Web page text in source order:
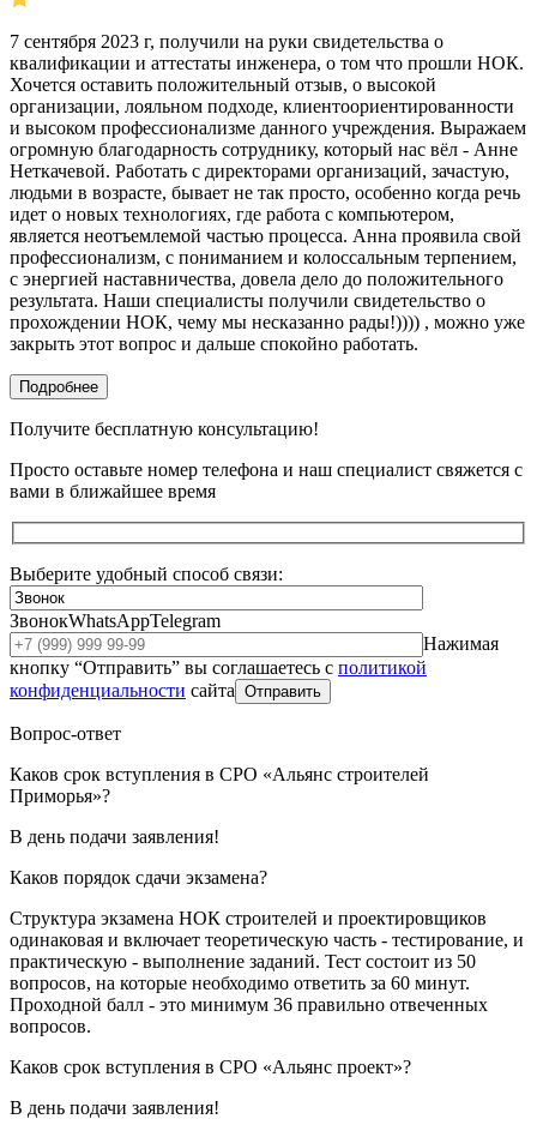
7 сентября 2023 г, получили на руки свидетельства о
квалификации и аттестаты инженера, о том что прошли НОК.
Хочется оставить положительный отзыв, о высокой
организации, лояльном подходе, клиентоориентированности
и высоком профессионализме данного учреждения. Выражаем
огромную благодарность сотруднику, который нас вёл - Анне
Неткачевой. Работать с директорами организаций, зачастую,
людьми в возрасте, бывает не так просто, особенно когда речь
идет о новых технологиях, где работа с компьютером,
является неотъемлемой частью процесса. Анна проявила свой
профессионализм, с пониманием и колоссальным терпением,
с энергией наставничества, довела дело до положительного
результата. Наши специалисты получили свидетельство о
прохождении НОК, чему мы несказанно рады!)))) , можно уже
закрыть этот вопрос и дальше спокойно работать.
Подробнее
Получите бесплатную консультацию!
Просто оставьте номер телефона и наш специалист свяжется с
вами в ближайшее время
Выберите удобный способ связи:
ЗвонокWhatsAppTelegram
Нажимая
кнопку “Отправить” вы соглашаетесь с политикой
конфиденциальности сайта Отправить
Вопрос-ответ
Каков срок вступления в СРО «Альянс строителей
Приморья»?
В день подачи заявления!
Каков порядок сдачи экзамена?
Структура экзамена НОК строителей и проектировщиков
одинаковая и включает теоретическую часть - тестирование, и
практическую - выполнение заданий. Тест состоит из 50
вопросов, на которые необходимо ответить за 60 минут.
Проходной балл - это минимум 36 правильно отвеченных
вопросов.
Каков срок вступления в СРО «Альянс проект»?
В день подачи заявления!